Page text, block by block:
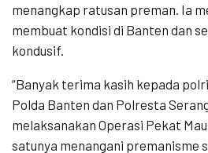
menangkap ratusan preman. Ia
membuat kondisi di Banten dan
kondusif.
“Banyak terima kasih kepada
Polda Banten dan Polresta
melaksanakan Operasi Pekat
satunya menangani premanisme